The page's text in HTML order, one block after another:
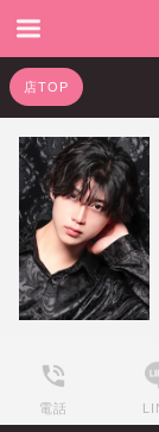
店TOP
電話